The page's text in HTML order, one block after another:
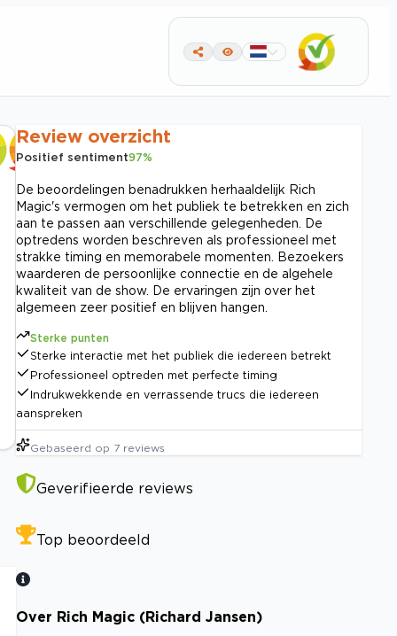
Review overzicht
Positief sentiment97%
De beoordelingen benadrukken herhaaldelijk Rich
Magic's vermogen om het publiek te betrekken en zich
aan te passen aan verschillende gelegenheden. De
optredens worden beschreven als professioneel met
strakke timing en memorabele momenten. Bezoekers
waarderen de persoonlijke connectie en de algehele
kwaliteit van de show. De ervaringen zijn over het
algemeen zeer positief en blijven hangen.
Sterke punten
Sterke interactie met het publiek die iedereen betrekt
Professioneel optreden met perfecte timing
Indrukwekkende en verrassende trucs die iedereen
aanspreken
Gebaseerd op 7 reviews
Geverifieerde reviews
Top beoordeeld
Over Rich Magic (Richard Jansen)